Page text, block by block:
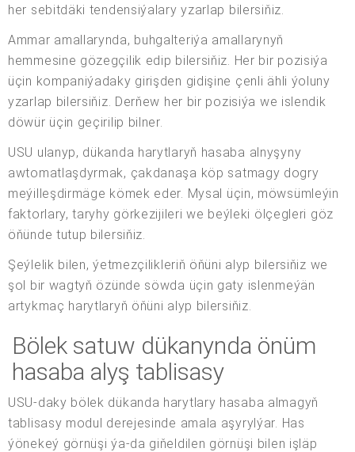
her sebitdäki tendensiýalary yzarlap bilersiňiz.
Ammar amallarynda, buhgalteriýa amallarynyň
hemmesine gözegçilik edip bilersiňiz. Her bir pozisiýa
üçin kompaniýadaky girişden gidişine çenli ähli ýoluny
yzarlap bilersiňiz. Derňew her bir pozisiýa we islendik
döwür üçin geçirilip bilner.
USU ulanyp, dükanda harytlaryň hasaba alnyşyny
awtomatlaşdyrmak, çakdanaşa köp satmagy dogry
meýilleşdirmäge kömek eder. Mysal üçin, möwsümleýin
faktorlary, taryhy görkezijileri we beýleki ölçegleri göz
öňünde tutup bilersiňiz.
Şeýlelik bilen, ýetmezçilikleriň öňüni alyp bilersiňiz we
şol bir wagtyň özünde söwda üçin gaty islenmeýän
artykmaç harytlaryň öňüni alyp bilersiňiz.
Bölek satuw dükanynda önüm
hasaba alyş tablisasy
USU-daky bölek dükanda harytlary hasaba almagyň
tablisasy modul derejesinde amala aşyrylýar. Has
ýönekeý görnüşi ýa-da giňeldilen görnüşi bilen işläp